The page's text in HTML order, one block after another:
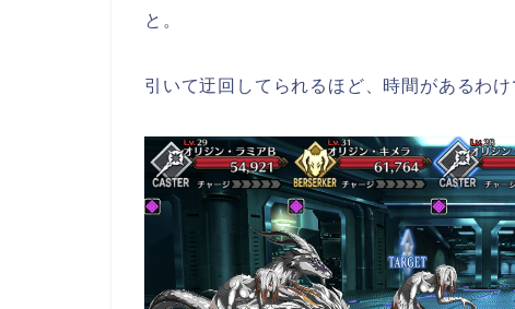
と。
引いて迂回してられるほど、時間があるわ